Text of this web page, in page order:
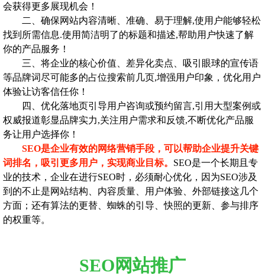
会获得更多展现机会！
二、确保网站内容清晰、准确、易于理解,使用户能够轻松
找到所需信息.使用简洁明了的标题和描述,帮助用户快速了解
你的产品服务！
三、将企业的核心价值、差异化卖点、吸引眼球的宣传语
等品牌词尽可能多的占位搜索前几页,增强用户印象，优化用户
体验让访客信任你！
四、优化落地页引导用户咨询或预约留言,引用大型案例或
权威报道彰显品牌实力,关注用户需求和反馈,不断优化产品服
务让用户选择你！
SEO是企业有效的网络营销手段，可以帮助企业提升关键
词排名，吸引更多用户，实现商业目标。 SEO是一个长期且专
业的技术，企业在进行SEO时，必须耐心优化，因为SEO涉及
到的不止是网站结构、内容质量、用户体验、外部链接这几个
方面；还有算法的更替、蜘蛛的引导、快照的更新、参与排序
的权重等。
SEO网站推广